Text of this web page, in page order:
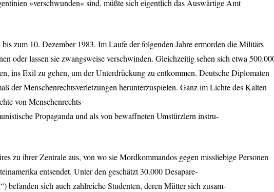
»verschwunden« sind, müßte sich eigentlich das Auswärtige Amt
zum 10. Dezember 1983. Im Laufe der folgenden Jahre ermorden die Militärs
oder lassen sie zwangsweise verschwinden. Gleichzeitig sehen sich etwa
ins Exil zu gehen, um der Unterdrückung zu entkommen. Deutsche Diplomaten
der Menschenrechtsverletzungen herunterzuspielen. Ganz im Lichte des Kalten
von Menschenrechts-
Propaganda und als von bewaffneten Umstürzlern instru-
zu ihrer Zentrale aus, von wo sie Mordkommandos gegen missliebige Personen
entsendet. Unter den geschätzt 30.000 Desapare-
befanden sich auch zahlreiche Studenten, deren Mütter sich zusam-